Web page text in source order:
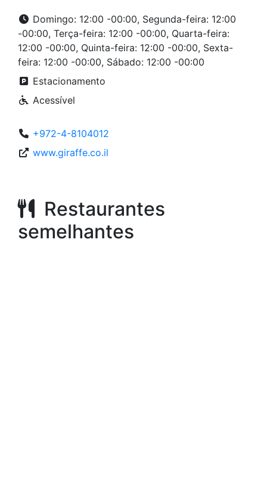
Domingo: 12:00 -00:00, Segunda-feira: 12:00
-00:00, Terça-feira: 12:00 -00:00, Quarta-feira:
12:00 -00:00, Quinta-feira: 12:00 -00:00, Sexta-
feira: 12:00 -00:00, Sábado: 12:00 -00:00
Estacionamento
Acessível
+972-4-8104012
www.giraffe.co.il
Restaurantes
semelhantes